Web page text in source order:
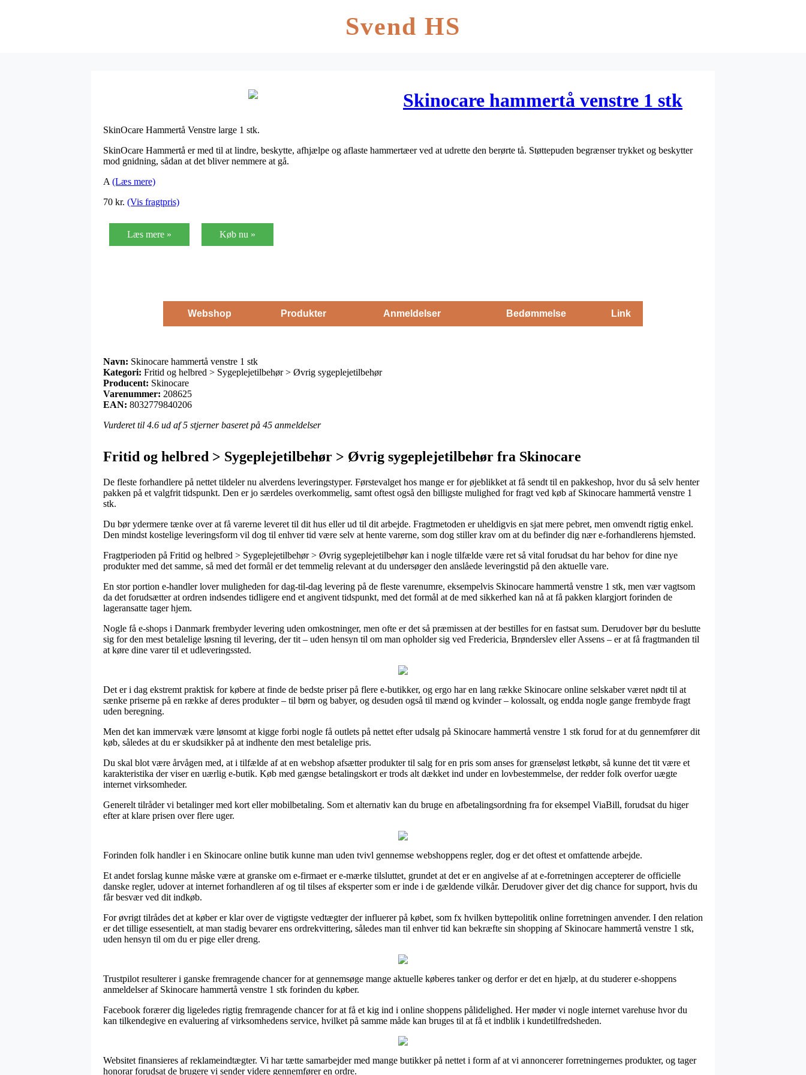
Svend HS
Skinocare hammertå venstre 1 stk
SkinOcare Hammertå Venstre large 1 stk.
SkinOcare Hammertå er med til at lindre, beskytte, afhjælpe og aflaste hammertæer ved at udrette den berørte tå. Støttepuden begrænser trykket og beskytter
mod gnidning, sådan at det bliver nemmere at gå.
A (Læs mere)
70 kr. (Vis fragtpris)
Læs mere » Køb nu »
Webshop Produkter Anmeldelser Bedømmelse Link
Navn: Skinocare hammertå venstre 1 stk
Kategori: Fritid og helbred > Sygeplejetilbehør > Øvrig sygeplejetilbehør
Producent: Skinocare
Varenummer: 208625
EAN: 8032779840206
Vurderet til 4.6 ud af 5 stjerner baseret på 45 anmeldelser
Fritid og helbred > Sygeplejetilbehør > Øvrig sygeplejetilbehør fra Skinocare
De fleste forhandlere på nettet tildeler nu alverdens leveringstyper. Førstevalget hos mange er for øjeblikket at få sendt til en pakkeshop, hvor du så selv henter
pakken på et valgfrit tidspunkt. Den er jo særdeles overkommelig, samt oftest også den billigste mulighed for fragt ved køb af Skinocare hammertå venstre 1
stk.
Du bør ydermere tænke over at få varerne leveret til dit hus eller ud til dit arbejde. Fragtmetoden er uheldigvis en sjat mere pebret, men omvendt rigtig enkel.
Den mindst kostelige leveringsform vil dog til enhver tid være selv at hente varerne, som dog stiller krav om at du befinder dig nær e-forhandlerens hjemsted.
Fragtperioden på Fritid og helbred > Sygeplejetilbehør > Øvrig sygeplejetilbehør kan i nogle tilfælde være ret så vital forudsat du har behov for dine nye
produkter med det samme, så med det formål er det temmelig relevant at du undersøger den anslåede leveringstid på den aktuelle vare.
En stor portion e-handler lover muligheden for dag-til-dag levering på de fleste varenumre, eksempelvis Skinocare hammertå venstre 1 stk, men vær vagtsom
da det forudsætter at ordren indsendes tidligere end et angivent tidspunkt, med det formål at de med sikkerhed kan nå at få pakken klargjort forinden de
lageransatte tager hjem.
Nogle få e-shops i Danmark frembyder levering uden omkostninger, men ofte er det så præmissen at der bestilles for en fastsat sum. Derudover bør du beslutte
sig for den mest betalelige løsning til levering, der tit – uden hensyn til om man opholder sig ved Fredericia, Brønderslev eller Assens – er at få fragtmanden til
at køre dine varer til et udleveringssted.
Det er i dag ekstremt praktisk for købere at finde de bedste priser på flere e-butikker, og ergo har en lang række Skinocare online selskaber været nødt til at
sænke priserne på en række af deres produkter – til børn og babyer, og desuden også til mænd og kvinder – kolossalt, og endda nogle gange frembyde fragt
uden beregning.
Men det kan immervæk være lønsomt at kigge forbi nogle få outlets på nettet efter udsalg på Skinocare hammertå venstre 1 stk forud for at du gennemfører dit
køb, således at du er skudsikker på at indhente den mest betalelige pris.
Du skal blot være årvågen med, at i tilfælde af at en webshop afsætter produkter til salg for en pris som anses for grænseløst letkøbt, så kunne det tit være et
karakteristika der viser en uærlig e-butik. Køb med gængse betalingskort er trods alt dækket ind under en lovbestemmelse, der redder folk overfor uægte
internet virksomheder.
Generelt tilråder vi betalinger med kort eller mobilbetaling. Som et alternativ kan du bruge en afbetalingsordning fra for eksempel ViaBill, forudsat du higer
efter at klare prisen over flere uger.
Forinden folk handler i en Skinocare online butik kunne man uden tvivl gennemse webshoppens regler, dog er det oftest et omfattende arbejde.
Et andet forslag kunne måske være at granske om e-firmaet er e-mærke tilsluttet, grundet at det er en angivelse af at e-forretningen accepterer de officielle
danske regler, udover at internet forhandleren af og til tilses af eksperter som er inde i de gældende vilkår. Derudover giver det dig chance for support, hvis du
får besvær ved dit indkøb.
For øvrigt tilrådes det at køber er klar over de vigtigste vedtægter der influerer på købet, som fx hvilken byttepolitik online forretningen anvender. I den relation
er det tillige essesentielt, at man stadig bevarer ens ordrekvittering, således man til enhver tid kan bekræfte sin shopping af Skinocare hammertå venstre 1 stk,
uden hensyn til om du er pige eller dreng.
Trustpilot resulterer i ganske fremragende chancer for at gennemsøge mange aktuelle køberes tanker og derfor er det en hjælp, at du studerer e-shoppens
anmeldelser af Skinocare hammertå venstre 1 stk forinden du køber.
Facebook forærer dig ligeledes rigtig fremragende chancer for at få et kig ind i online shoppens pålidelighed. Her møder vi nogle internet varehuse hvor du
kan tilkendegive en evaluering af virksomhedens service, hvilket på samme måde kan bruges til at få et indblik i kundetilfredsheden.
Websitet finansieres af reklameindtægter. Vi har tætte samarbejder med mange butikker på nettet i form af at vi annoncerer forretningernes produkter, og tager
honorar forudsat de brugere vi sender videre gennemfører en ordre.